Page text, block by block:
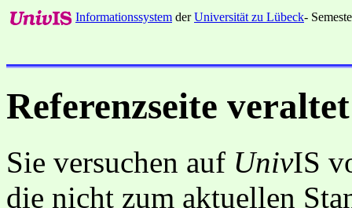
Informationssystem derUniversität zu Lübeck-
Referenzseite veraltet
Sie versuchen auf UnivIS
die nicht zum aktuellen